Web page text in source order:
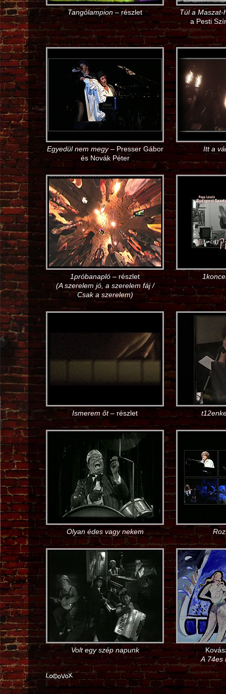
Tangólampion – részlet
Túl a Maszat-
a Pesti
Egyedül nem megy– Presser Gábor
és Novák Péter
Itt a
1próbanapló – részlet
(A szerelem jó, a szerelem fáj /
Csak a szerelem)
Ismerem őt– részlet
Olyan édes vagy nekem
Volt egy szép napunk
A 74es